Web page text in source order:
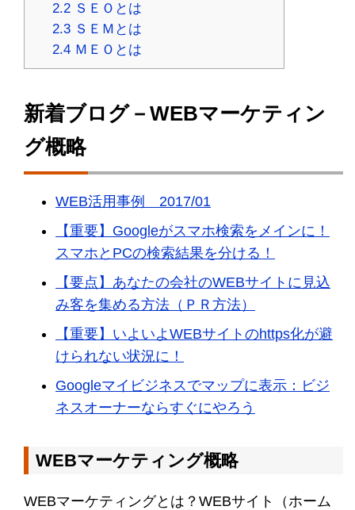
2.2 ＳＥＯとは
2.3 ＳＥＭとは
2.4 ＭＥＯとは
新着ブログ－WEBマーケティン
グ概略
WEB活用事例 2017/01
【重要】Googleがスマホ検索をメインに！
スマホとPCの検索結果を分ける！
【要点】あなたの会社のWEBサイトに見込
み客を集める方法（ＰＲ方法）
【重要】いよいよWEBサイトのhttps化が避
けられない状況に！
Googleマイビジネスでマップに表示：ビジ
ネスオーナーならすぐにやろう
WEBマーケティング概略
WEBマーケティングとは？WEBサイト（ホーム